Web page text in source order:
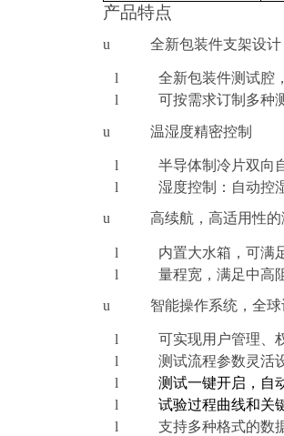
产品特点
u 全新包装件支架设
l
全新包装件测试腔
l
可按需求订制多种
u 温湿度精密控制
l
半导体制冷片双向
l
湿度控制：自动控
u 高续航， 高适用性
l 内置大水箱，可满
l
量程宽，满足中高
u 智能操作系统，全球
l
可实现用户管理、
l
测试流程参数灵活
l
测试一键开启 ， 自
l
试验过程曲线和关
l
支持多种格式的数